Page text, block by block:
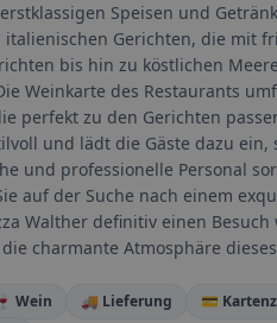
Speisen und
Gerichten, die mit
bis hin zu köstlichen
Weinkarte des Restaurants
perfekt zu den Gerichten
und lädt die Gäste dazu
und professionelle Personal
auf der Suche nach einem
Walther definitiv einen
charmante Atmosphäre
🍷 Wein 🚚 Lieferung 💳